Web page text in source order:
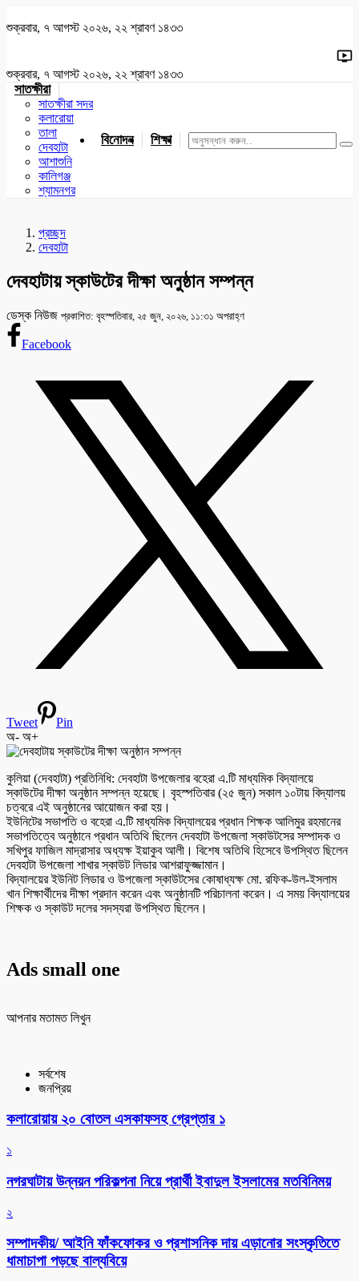
শুক্রবার, ৭ আগস্ট ২০২৬, ২২ শ্রাবণ ১৪৩৩
শুক্রবার, ৭ আগস্ট ২০২৬, ২২ শ্রাবণ ১৪৩৩
সাতক্ষীরা
সাতক্ষীরা সদর
কলারোয়া
তালা
দেবহাটা
আশাশুনি
কালিগঞ্জ
শ্যামনগর
বিনোদন শিক্ষা খেলাধুলা জাতীয় যশোর
প্রচ্ছদ
দেবহাটা
দেবহাটায় স্কাউটের দীক্ষা অনুষ্ঠান সম্পন্ন
ডেস্ক নিউজ প্রকাশিত: বৃহস্পতিবার, ২৫ জুন, ২০২৬, ১১:৩১ অপরাহ্ণ
Facebook
Tweet
Pin
অ- অ+
কুলিয়া (দেবহাটা) প্রতিনিধি: দেবহাটা উপজেলার বহেরা এ.টি মাধ্যমিক বিদ্যালয়ে
স্কাউটের দীক্ষা অনুষ্ঠান সম্পন্ন হয়েছে। বৃহস্পতিবার (২৫ জুন) সকাল ১০টায় বিদ্যালয়
চত্বরে এই অনুষ্ঠানের আয়োজন করা হয়।
ইউনিটের সভাপতি ও বহেরা এ.টি মাধ্যমিক বিদ্যালয়ের প্রধান শিক্ষক আলিমুর রহমানের
সভাপতিত্বে অনুষ্ঠানে প্রধান অতিথি ছিলেন দেবহাটা উপজেলা স্কাউটসের সম্পাদক ও
সখিপুর ফাজিল মাদ্রাসার অধ্যক্ষ ইয়াকুব আলী। বিশেষ অতিথি হিসেবে উপস্থিত ছিলেন
দেবহাটা উপজেলা শাখার স্কাউট লিডার আশরাফুজ্জামান।
বিদ্যালয়ের ইউনিট লিডার ও উপজেলা স্কাউটসের কোষাধ্যক্ষ মো. রফিক-উল-ইসলাম
খান শিক্ষার্থীদের দীক্ষা প্রদান করেন এবং অনুষ্ঠানটি পরিচালনা করেন। এ সময় বিদ্যালয়ের
শিক্ষক ও স্কাউট দলের সদস্যরা উপস্থিত ছিলেন।
Ads small one
আপনার মতামত লিখুন
সর্বশেষ
জনপ্রিয়
কলারোয়ায় ২০ বোতল এসকাফসহ গ্রেপ্তার ১
১
নগরঘাটায় উন্নয়ন পরিকল্পনা নিয়ে প্রার্থী ইবাদুল ইসলামের মতবিনিময়
২
সম্পাদকীয়/ আইনি ফাঁকফোকর ও প্রশাসনিক দায় এড়ানোর সংস্কৃতিতে
ধামাচাপা পড়ছে বাল্যবিয়ে